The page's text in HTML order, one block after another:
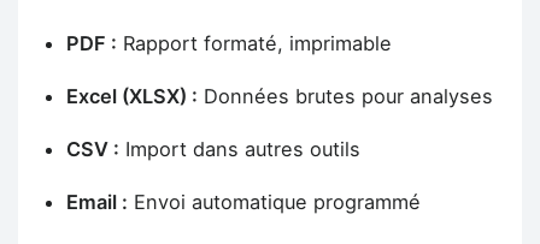
PDF : Rapport formaté, imprimable
Excel (XLSX) : Données brutes pour analyses
CSV : Import dans autres outils
Email : Envoi automatique programmé